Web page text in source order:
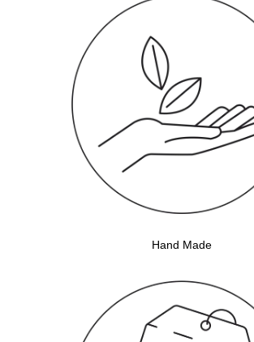
Hand Made